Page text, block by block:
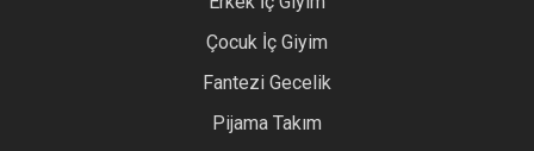
Çocuk İç Giyim
Fantezi Gecelik
Pijama Takım